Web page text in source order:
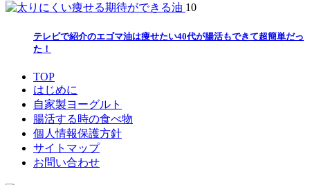
10
テレビで紹介のエゴマ油は痩せたい40代が腸活もできて超簡単だっ
た！
TOP
はじめに
自家製ヨーグルト
腸活する時の食べ物
個人情報保護方針
サイトマップ
お問い合わせ